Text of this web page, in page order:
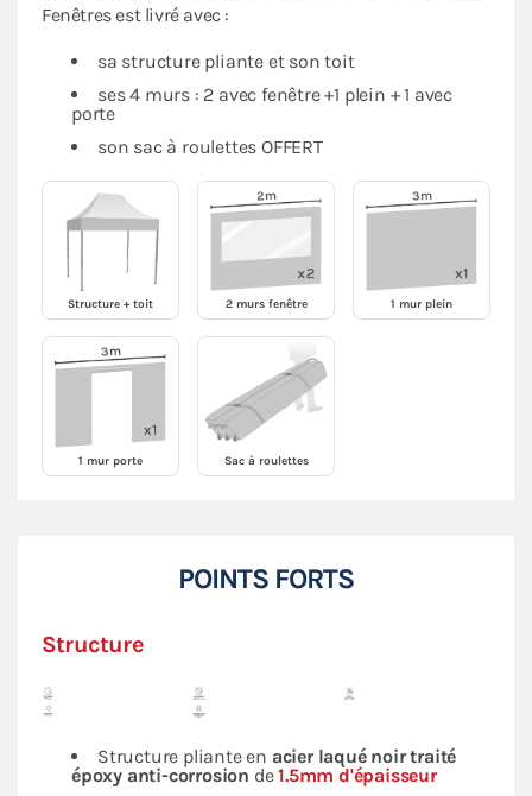
Fenêtres est livré avec :
sa structure pliante et son toit
ses 4 murs : 2 avec fenêtre +1 plein + 1 avec
porte
son sac à roulettes OFFERT
Structure + toit 2 murs fenêtre 1 mur plein
1 mur porte Sac à roulettes
POINTS FORTS
Structure
Structure pliante en acier laqué noir traité
époxy anti-corrosion de1.5mm d'épaisseur